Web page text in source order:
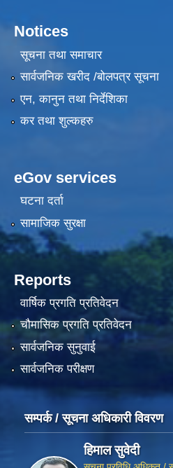
Notices
सूचना तथा समाचार
सार्वजनिक खरीद /बोलपत्र सूचना
एन, कानुन तथा निर्देशिका
कर तथा शुल्कहरु
eGov services
घटना दर्ता
सामाजिक सुरक्षा
Reports
वार्षिक प्रगति प्रतिवेदन
चौमासिक प्रगति प्रतिवेदन
सार्वजनिक सुनुवाई
सार्वजनिक परीक्षण
सम्पर्क / सूचना अधिकारी विवरण
हिमाल सुवेदी